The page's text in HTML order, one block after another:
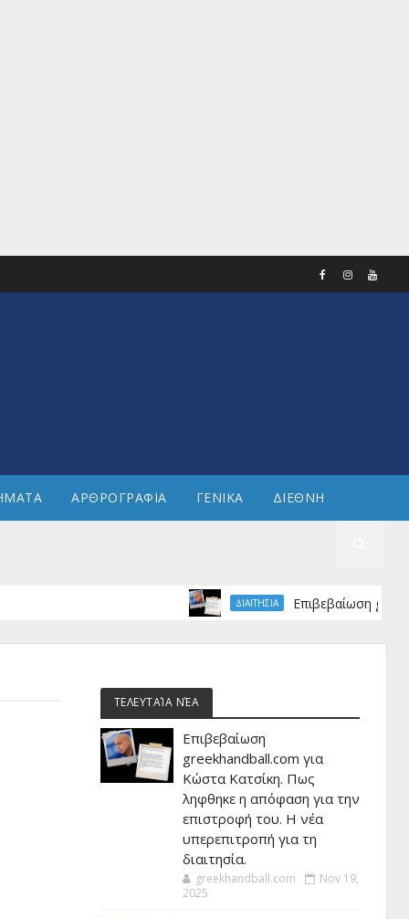
ΑΡΘΡΟΓΡΑΦΙΑ ΓΕΝΙΚΑ ΔΙΕΘΝΗ
ΔΙΑΙΤΗΣΙΑ Επιβεβαίωση
ΤΕΛΕΥΤΑΊΑ ΝΈΑ
Επιβεβαίωση
greekhandball.com για
Κώστα Κατσίκη. Πως
ληφθηκε η απόφαση για την
επιστροφή του. Η νέα
υπερεπιτροπή για τη
διαιτησία.
greekhandball.com
Nov 19,
2025